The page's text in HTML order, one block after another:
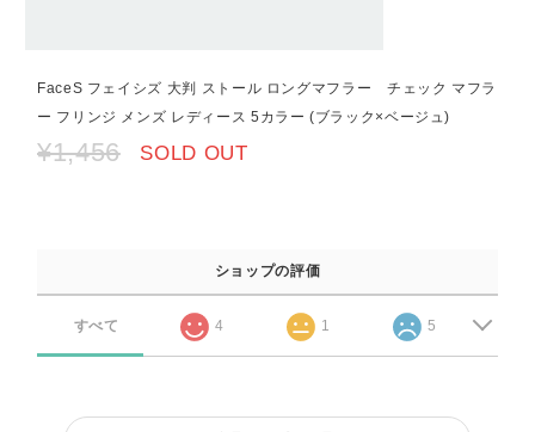
FaceS フェイシズ 大判 ストール ロングマフラー チェック マフラ
ー フリンジ メンズ レディース 5カラー (ブラック×ベージュ)
¥1,456 SOLD OUT
ショップの評価
すべて 4 1 5